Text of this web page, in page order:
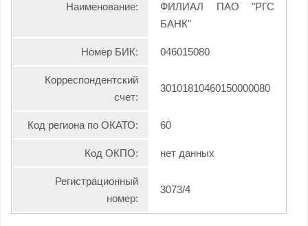
Наименование:
ФИЛИАЛ ПАО "РГС
БАНК"
Номер БИК: 046015080
Корреспондентский
счет:
30101810460150000080
Код региона по ОКАТО: 60
Код ОКПО: нет данных
Регистрационный
номер:
3073/4